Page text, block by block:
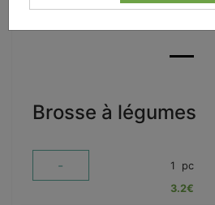
Brosse à légumes
- 1 pc
3.2€